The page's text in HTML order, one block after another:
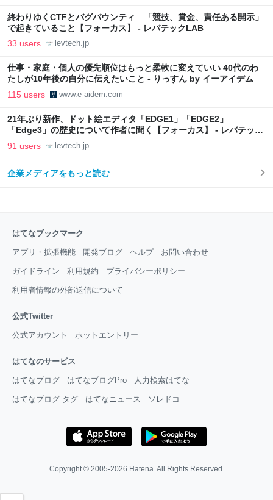
終わりゆくCTFとバグバウンティ 「競技、賞金、責任ある開示」
で起きていること【フォーカス】 - レバテックLAB
33 users levtech.jp
仕事・家庭・個人の優先順位はもっと柔軟に変えていい 40代のわ
たしが10年後の自分に伝えたいこと - りっすん by イーアイデム
115 users www.e-aidem.com
21年ぶり新作、ドット絵エディタ「EDGE1」「EDGE2」
「Edge3」の歴史について作者に聞く【フォーカス】 - レバテック
LAB
91 users levtech.jp
企業メディアをもっと読む
はてなブックマーク
アプリ・拡張機能 開発ブログ ヘルプ お問い合わせ
ガイドライン 利用規約 プライバシーポリシー
利用者情報の外部送信について
公式Twitter
公式アカウント ホットエントリー
はてなのサービス
はてなブログ はてなブログPro 人力検索はてな
はてなブログ タグ はてなニュース ソレドコ
Copyright © 2005-2026 Hatena. All Rights Reserved.